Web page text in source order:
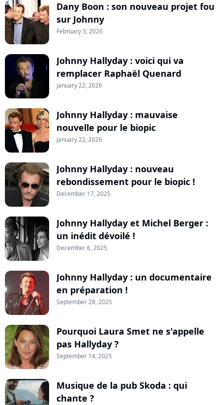
Dany Boon : son nouveau projet fou
sur Johnny
February 3, 2026
Johnny Hallyday : voici qui va
remplacer Raphaël Quenard
January 22, 2026
Johnny Hallyday : mauvaise
nouvelle pour le biopic
January 22, 2026
Johnny Hallyday : nouveau
rebondissement pour le biopic !
December 17, 2025
Johnny Hallyday et Michel Berger :
un inédit dévoilé !
December 6, 2025
Johnny Hallyday : un documentaire
en préparation !
September 28, 2025
Pourquoi Laura Smet ne s'appelle
pas Hallyday ?
September 14, 2025
Musique de la pub Skoda : qui
chante ?